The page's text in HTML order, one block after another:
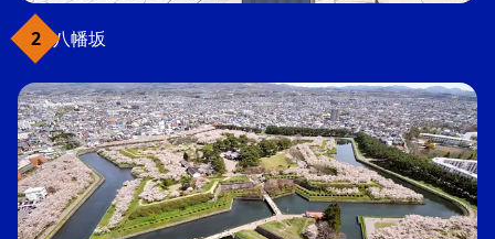
八幡坂